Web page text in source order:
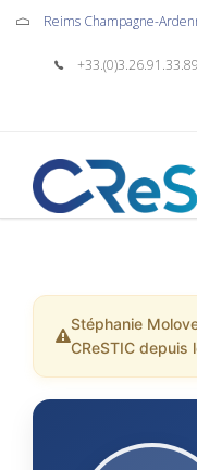
Reims Champagne-
+33.(0)3.26.91.33.89
Stéphanie
CReSTIC